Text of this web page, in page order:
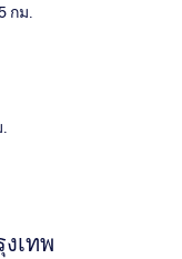
กม.
เทพ